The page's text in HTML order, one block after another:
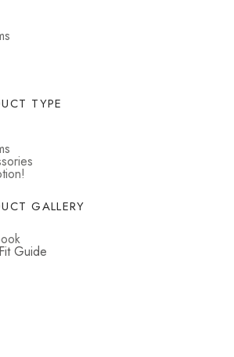
TYPE
GALLERY
Guide